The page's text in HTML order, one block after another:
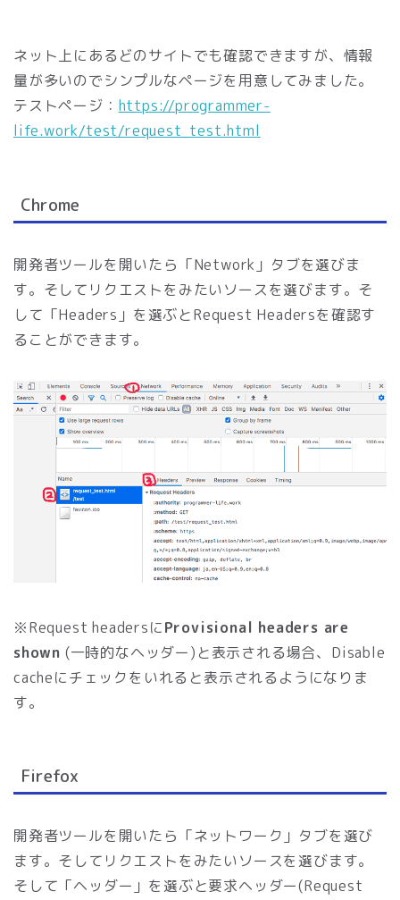
ネット上にあるどのサイトでも確認できますが、情報
量が多いのでシンプルなページを用意してみました。
テストページ： https://programmer-
life.work/test/request_test.html
Chrome
開発者ツールを開いたら「Network」タブを選びま
す。そしてリクエストをみたいソースを選びます。そ
して「Headers」を選ぶとRequest Headersを確認す
ることができます。
※Request headersにProvisional headers are
shown (一時的なヘッダー)と表示される場合、Disable
cacheにチェックをいれると表示されるようになりま
す。
Firefox
開発者ツールを開いたら「ネットワーク」タブを選び
ます。そしてリクエストをみたいソースを選びます。
そして「ヘッダー」を選ぶと要求ヘッダー(Request